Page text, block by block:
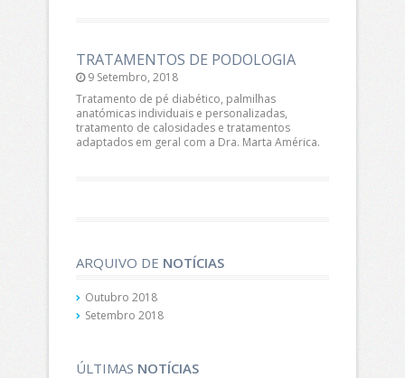
TRATAMENTOS DE PODOLOGIA
9 Setembro, 2018
Tratamento de pé diabético, palmilhas
anatómicas individuais e personalizadas,
tratamento de calosidades e tratamentos
adaptados em geral com a Dra. Marta América.
ARQUIVO DE NOTÍCIAS
Outubro 2018
Setembro 2018
ÚLTIMAS NOTÍCIAS